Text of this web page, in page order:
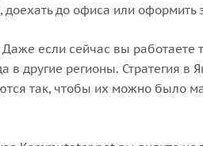
до офиса или оформить
если сейчас вы работаете
другие регионы. Стратегия в
так, чтобы их можно было